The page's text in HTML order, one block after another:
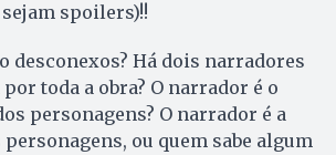
spoilers)!!
desconexos? Há dois narradores
toda a obra? O narrador é o
personagens? O narrador é a
ou quem sabe algum